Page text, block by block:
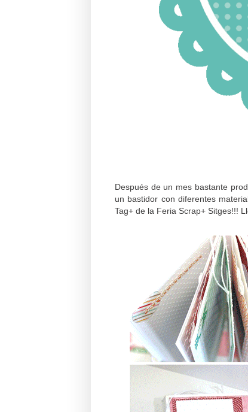
Después de un mes bastante
un bastidor con diferentes
Tag+ de la Feria Scrap+ Sitges!!!